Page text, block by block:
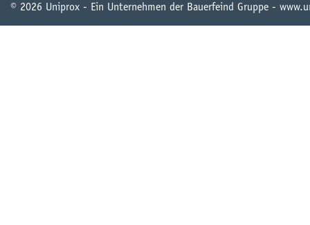
© 2026 Uniprox - Ein Unternehmen der Bauerfeind Gruppe -